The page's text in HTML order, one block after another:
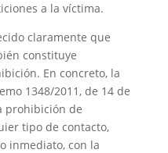
a la víctima.
claramente que
constituye
En concreto, la
1348/2011, de 14 de
prohibición de
tipo de contacto,
inmediato, con la